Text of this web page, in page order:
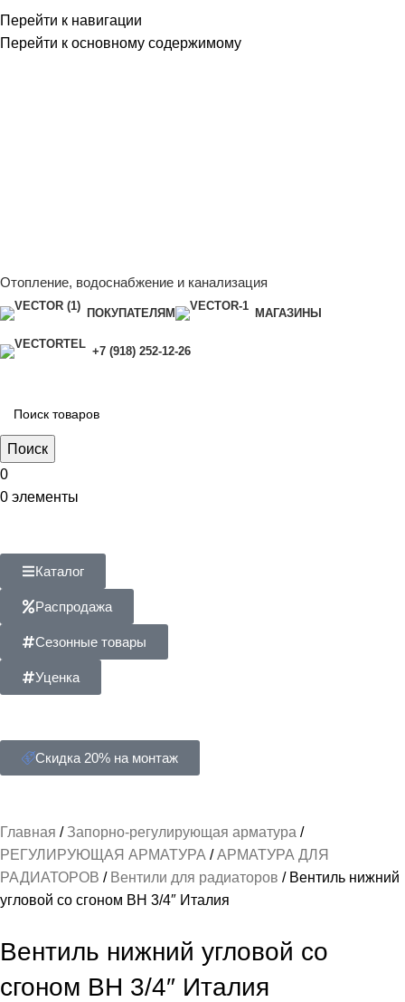
Перейти к навигации
Перейти к основному содержимому
Отопление, водоснабжение и канализация
ПОКУПАТЕЛЯМ МАГАЗИНЫ
+7 (918) 252-12-26
Поиск
0
0 элементы
Каталог
Распродажа
Сезонные товары
Уценка
Скидка 20% на монтаж
Главная
Запорно-регулирующая арматура
РЕГУЛИРУЮЩАЯ АРМАТУРА
АРМАТУРА ДЛЯ
РАДИАТОРОВ
Вентили для радиаторов
Вентиль нижний
угловой со сгоном ВН 3/4″ Италия
Вентиль нижний угловой со
сгоном ВН 3/4″ Италия